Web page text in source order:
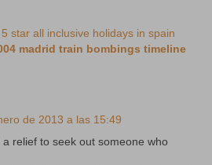
5 star all inclusive holidays in spain
madrid train bombings timeline
de 2013 a las 15:49
relief to seek out someone who